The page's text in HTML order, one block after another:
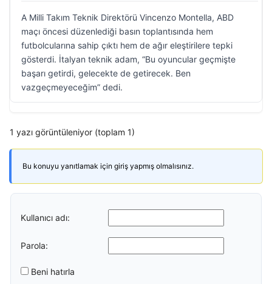
A Milli Takım Teknik Direktörü Vincenzo Montella, ABD
maçı öncesi düzenlediği basın toplantısında hem
futbolcularına sahip çıktı hem de ağır eleştirilere tepki
gösterdi. İtalyan teknik adam, “Bu oyuncular geçmişte
başarı getirdi, gelecekte de getirecek. Ben
vazgeçmeyeceğim” dedi.
1 yazı görüntüleniyor (toplam 1)
Bu konuyu yanıtlamak için giriş yapmış olmalısınız.
Kullanıcı adı:
Parola:
Beni hatırla